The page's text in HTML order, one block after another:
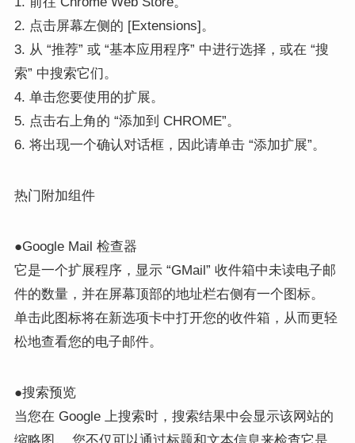
2. 点击屏幕左侧的 [Extensions]。
3. 从 “推荐” 或 “基本应用程序” 中进行选择，或在 “搜
索” 中搜索它们。
4. 单击您要使用的扩展。
5. 点击右上角的 “添加到 CHROME”。
6. 将出现一个确认对话框，因此请单击 “添加扩展”。
热门附加组件
●Google Mail 检查器
它是一个扩展程序，显示 “GMail” 收件箱中未读电子邮
件的数量，并在屏幕顶部的地址栏右侧有一个图标。
单击此图标将在新选项卡中打开您的收件箱，从而更轻
松地查看您的电子邮件。
●搜索预览
当您在 Google 上搜索时，搜索结果中会显示该网站的